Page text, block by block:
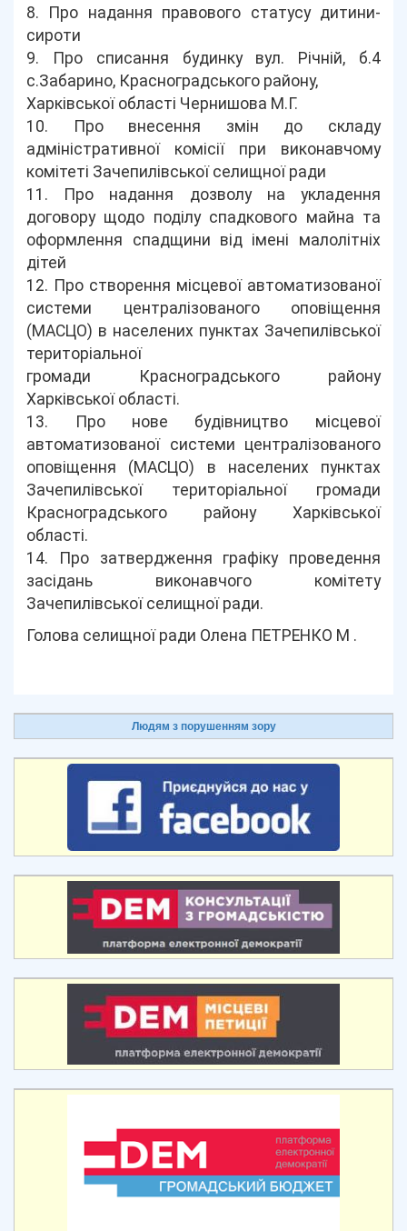
8. Про надання правового статусу дитини-
сироти
9. Про списання будинку вул. Річній, б.4
с.Забарино, Красноградського району,
Харківської області Чернишова М.Г.
10. Про внесення змін до складу
адміністративної комісії при виконавчому
комітеті Зачепилівської селищної ради
11. Про надання дозволу на укладення
договору щодо поділу спадкового майна та
оформлення спадщини від імені малолітніх
дітей
12. Про створення місцевої автоматизованої
системи централізованого оповіщення
(МАСЦО) в населених пунктах Зачепилівської
територіальної
громади Красноградського району
Харківської області.
13. Про нове будівництво місцевої
автоматизованої системи централізованого
оповіщення (МАСЦО) в населених пунктах
Зачепилівської територіальної громади
Красноградського району Харківської
області.
14. Про затвердження графіку проведення
засідань виконавчого комітету
Зачепилівської селищної ради.
Голова селищної ради Олена ПЕТРЕНКО М .
Людям з порушенням зору